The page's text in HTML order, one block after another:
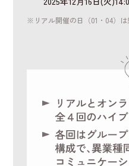
※リアル開催の日（01・04）